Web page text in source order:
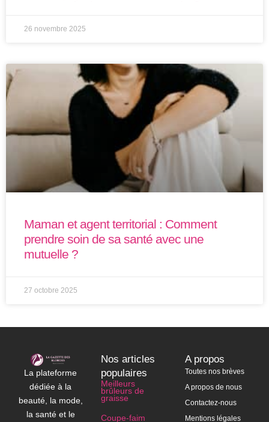
26 novembre 2025
Maman et agent territorial : Comment
prendre soin de sa santé avec une
mutuelle ?
27 octobre 2025
La plateforme
dédiée à la
beauté, la mode,
la santé et le
Nos articles
populaires
Meilleurs
brûleurs de
graisse
Coupe-faim
A propos
Toutes nos brèves
A propos de nous
Contactez-nous
Mentions légales